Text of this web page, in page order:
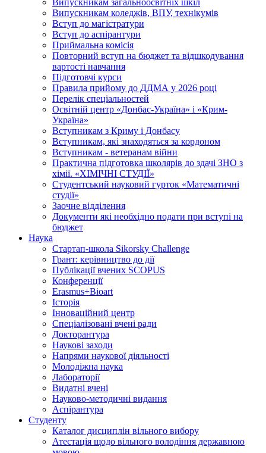
Випускникам коледжів, ВПУ, технікумів
Вступ до магістратури
Вступ до аспірантури
Приймальна комісія
Повторний вступ на бюджет та відшкодування
вартості навчання
Підготовчі курси
Правила прийому до ДДМА у 2026 році
Перелік спеціальностей
Освітній центр «Донбас-Україна» і «Крим-
Україна»
Вступникам з Криму і Донбасу
Вступникам, які знаходяться за кордоном
Вступникам - ветеранам війни
Практична підготовка школярів до здачі ЗНО з
хімії. «ХІМІЧНІ СТУДІЇ»
Студентський науковий гурток «Математичні
студії»
Заочне відділення
Документи які необхідно подати при вступі на
бюджет
Наука
Стартап-школа Sikorsky Challenge
Грант: керівництво до дії
Публікації вчених SCOPUS
Конференції
Erasmus+Bioart
Історія
Інноваційний центр
Спеціалізовані вчені ради
Докторантура
Наукові заходи
Напрями наукової діяльності
Молодіжна наука
Лабораторії
Видатні вчені
Науково-методичні видання
Аспірантура
Студенту
Каталог дисциплін вільного вибору
Атестація щодо вільного володіння державною